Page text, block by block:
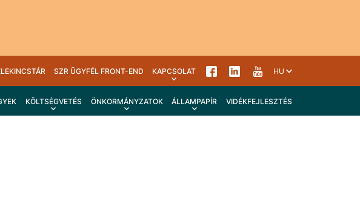
SZR ÜGYFÉL FRONT-END KAPCSOLAT HU
KÖLTSÉGVETÉS ÖNKORMÁNYZATOK ÁLLAMPAPÍR VIDÉKFEJLESZTÉS